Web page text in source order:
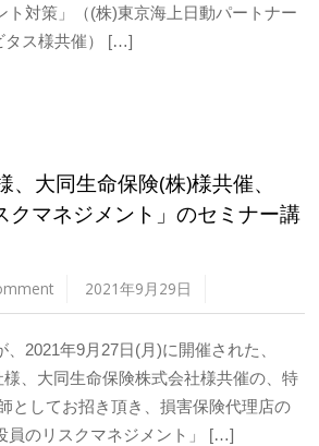
ト対策」（(株)東京海上日動パートナー
タス様共催） […]
、大同生命保険(株)様共催、
クマネジメント」のセミナー講
2021年9月29日
2021年9月27日(月)に開催された、
、大同生命保険株式会社様共催の、特
としてお招き頂き、損害保険代理店の
員のリスクマネジメント」 […]